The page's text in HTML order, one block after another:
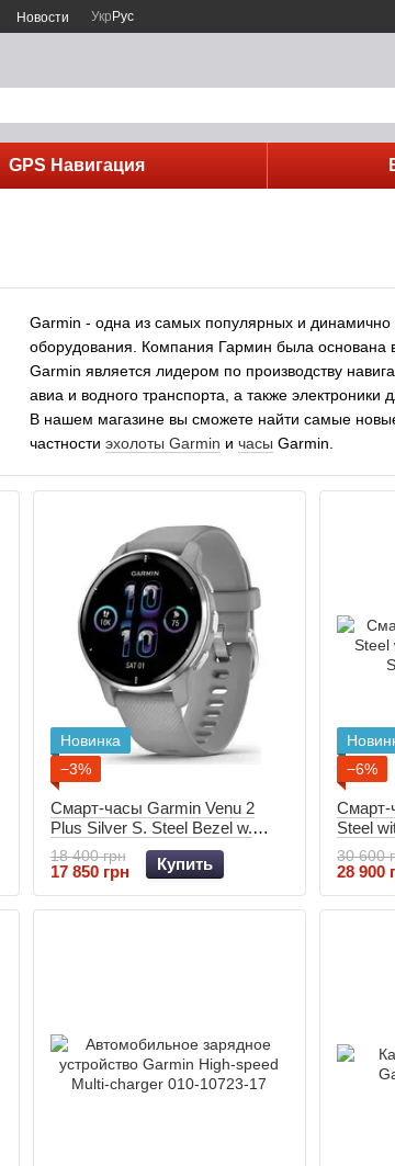
Новости Укр Рус
GPS Навигация
Garmin - одна из самых популярных и
оборудования. Компания Гармин была основана
Garmin является лидером по производству
авиа и водного транспорта, а также электроники
В нашем магазине вы сможете найти самые
частности эхолоты Garmin и часы Garmin.
Новинка
−3%
Смарт-часы Garmin Venu 2
Plus Silver S. Steel Bezel w.
Powder G. Case and S. Band
010-02496-10
18 400 грн
17 850 грн Купить
−6%
Смарт-
Steel
Strap
30 600
28 900